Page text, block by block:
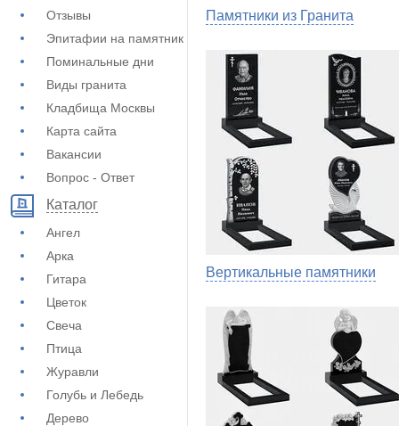
Отзывы
Эпитафии на памятник
Поминальные дни
Виды гранита
Кладбища Москвы
Карта сайта
Вакансии
Вопрос - Ответ
Каталог
Ангел
Арка
Гитара
Цветок
Свеча
Птица
Журавли
Голубь и Лебедь
Дерево
Памятники из Гранита
Вертикальные памятники